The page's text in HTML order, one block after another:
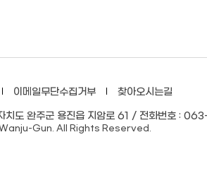
이메일무단수집거부
찾아오시는길
치도 완주군 용진읍 지암로 61 / 전화번호 :
Gun. All Rights Reserved.